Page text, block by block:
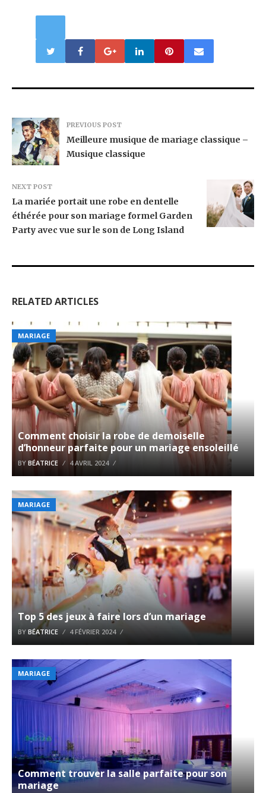
PREVIOUS POST
Meilleure musique de mariage classique –
Musique classique
NEXT POST
La mariée portait une robe en dentelle
éthérée pour son mariage formel Garden
Party avec vue sur le son de Long Island
RELATED ARTICLES
MARIAGE
Comment choisir la robe de demoiselle
d’honneur parfaite pour un mariage ensoleillé
BY BÉATRICE 4 AVRIL 2024
MARIAGE
Top 5 des jeux à faire lors d’un mariage
BY BÉATRICE 4 FÉVRIER 2024
MARIAGE
Comment trouver la salle parfaite pour son
mariage